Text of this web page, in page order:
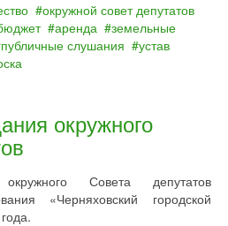
окружной совет депутатов
аренда
земельные
публичные слушания
устав
окружного
Совета депутатов
«Черняховский городской